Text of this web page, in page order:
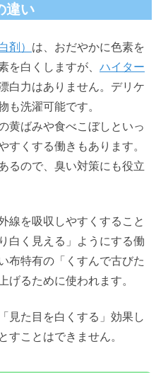
違い
剤） は、おだやかに色素を
を白くしますが、 ハイター
白力はありません。デリケ
も洗濯可能です。
黄ばみや食べこぼしといっ
すくする働きもあります。
るので、臭い対策にも役立
線を吸収しやすくすること
白く見える」ようにする働
布特有の「くすんで古びた
げるために使われます。
見た目を白くする」効果し
すことはできません。